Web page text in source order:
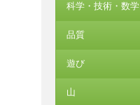
科学・技術・数学
品質
遊び
山